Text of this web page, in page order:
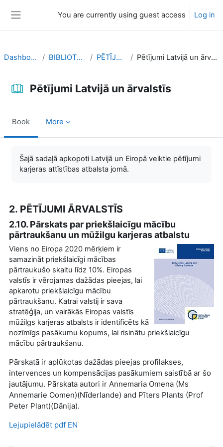
You are currently using guest access Log in
Dashboard BIBLIOTEKA PĒTĪJUMI Pētījumi Latvijā un ārvalstīs
Pētījumi Latvijā un ārvalstīs
Book More
Šajā sadaļā apkopoti Latvijā un Eiropā veiktie pētījumi
karjeras attīstības atbalsta jomā.
2. PĒTĪJUMI ĀRVALSTĪS
2.10. Pārskats par priekšlaicīgu mācību
pārtraukšanu un mūžilgu karjeras atbalstu
Viens no Eiropa 2020 mērķiem ir
samazināt priekšlaicīgi mācības
pārtraukušo skaitu līdz 10%. Eiropas
valstīs ir vērojamas dažādas pieejas, lai
apkarotu priekšlaicīgu mācību
pārtraukšanu. Katrai valstij ir sava
stratēģija, un vairākās Eiropas valstīs
mūžilgs karjeras atbalsts ir identificēts kā
nozīmīgs pasākumu kopums, lai risinātu priekšlaicīgu
mācību pārtraukšanu.
Pārskatā ir aplūkotas dažādas pieejas profilakses,
intervences un kompensācijas pasākumiem saistībā ar šo
jautājumu. Pārskata autori ir Annemaria Omena (Ms
Annemarie Oomen)(Nīderlande) and Pīters Plants (Prof
Peter Plant)(Dānija).
Lejupielādēt pdf EN